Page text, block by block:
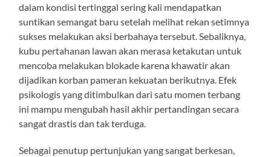
dalam kondisi tertinggal sering kali mendapatkan
suntikan semangat baru setelah melihat rekan setimnya
sukses melakukan aksi berbahaya tersebut. Sebaliknya,
kubu pertahanan lawan akan merasa ketakutan untuk
mencoba melakukan blokade karena khawatir akan
dijadikan korban pameran kekuatan berikutnya. Efek
psikologis yang ditimbulkan dari satu momen terbang
ini mampu mengubah hasil akhir pertandingan secara
sangat drastis dan tak terduga.
Sebagai penutup pertunjukan yang sangat berkesan,